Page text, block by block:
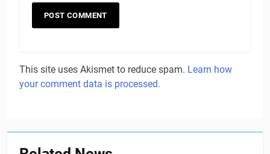
This site uses Akismet to reduce spam. Learn how
your comment data is processed.